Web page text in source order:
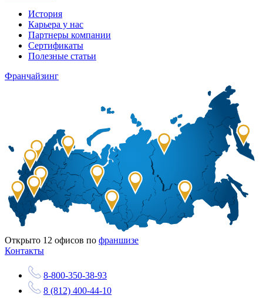
История
Карьера у нас
Партнеры компании
Сертификаты
Полезные статьи
Франчайзинг
Открыто 12 офисов по франшизе
Контакты
8-800-350-38-93
8 (812) 400-44-10